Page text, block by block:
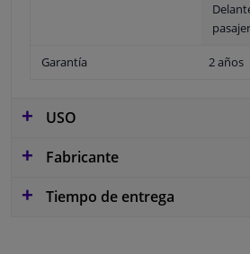
Garantía 2 años
USO
Fabricante
Tiempo de entrega